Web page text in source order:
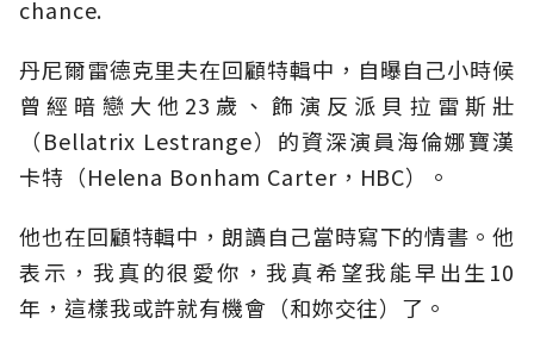
chance.
丹尼爾雷德克里夫在回顧特輯中，自曝自己小時候
曾經暗戀大他23歲、飾演反派貝拉雷斯壯
（Bellatrix Lestrange）的資深演員海倫娜寶漢
卡特（Helena Bonham Carter，HBC）。
他也在回顧特輯中，朗讀自己當時寫下的情書。他
表示，我真的很愛你，我真希望我能早出生10
年，這樣我或許就有機會（和妳交往）了。